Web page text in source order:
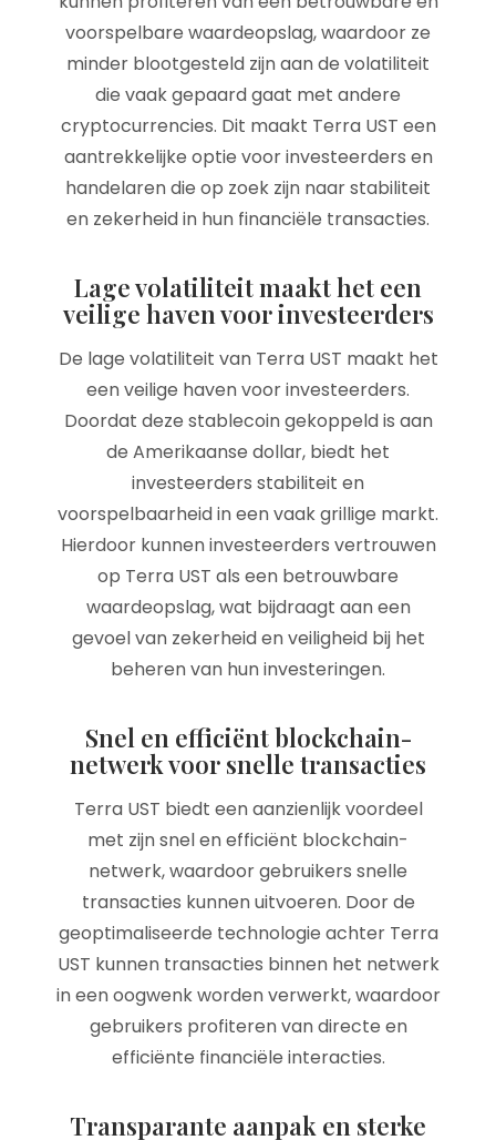
voorspelbare waardeopslag, waardoor ze
minder blootgesteld zijn aan de volatiliteit
die vaak gepaard gaat met andere
cryptocurrencies. Dit maakt Terra UST een
aantrekkelijke optie voor investeerders en
handelaren die op zoek zijn naar stabiliteit
en zekerheid in hun financiële transacties.
Lage volatiliteit maakt het een
veilige haven voor investeerders
De lage volatiliteit van Terra UST maakt het
een veilige haven voor investeerders.
Doordat deze stablecoin gekoppeld is aan
de Amerikaanse dollar, biedt het
investeerders stabiliteit en
voorspelbaarheid in een vaak grillige markt.
Hierdoor kunnen investeerders vertrouwen
op Terra UST als een betrouwbare
waardeopslag, wat bijdraagt aan een
gevoel van zekerheid en veiligheid bij het
beheren van hun investeringen.
Snel en efficiënt blockchain-
netwerk voor snelle transacties
Terra UST biedt een aanzienlijk voordeel
met zijn snel en efficiënt blockchain-
netwerk, waardoor gebruikers snelle
transacties kunnen uitvoeren. Door de
geoptimaliseerde technologie achter Terra
UST kunnen transacties binnen het netwerk
in een oogwenk worden verwerkt, waardoor
gebruikers profiteren van directe en
efficiënte financiële interacties.
Transparante aanpak en sterke